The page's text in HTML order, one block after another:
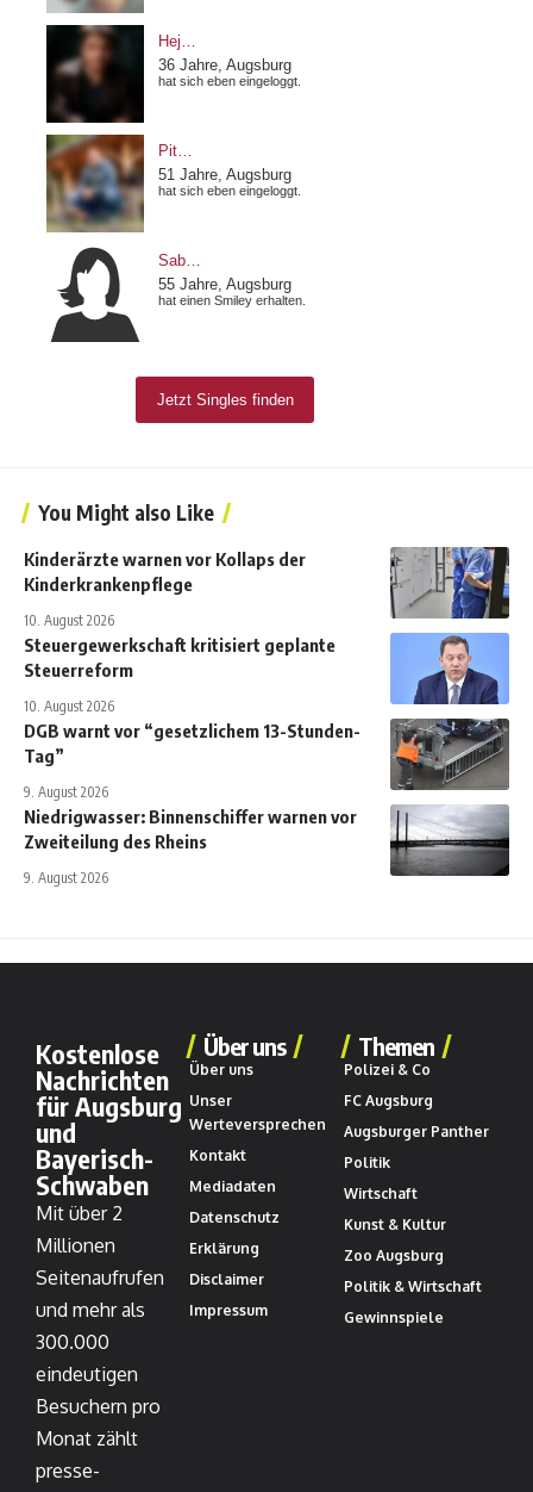
You Might also Like
Kinderärzte warnen vor Kollaps der
Kinderkrankenpflege
10. August 2026
Steuergewerkschaft kritisiert geplante
Steuerreform
10. August 2026
DGB warnt vor “gesetzlichem 13-Stunden-
Tag”
9. August 2026
Niedrigwasser: Binnenschiffer warnen vor
Zweiteilung des Rheins
9. August 2026
Kostenlose
Nachrichten
für Augsburg
und
Bayerisch-
Schwaben
Mit über 2
Millionen
Seitenaufrufen
und mehr als
300.000
eindeutigen
Besuchern pro
Monat zählt
presse-
Über uns
Über uns
Unser
Werteversprechen
Kontakt
Mediadaten
Datenschutz
Erklärung
Disclaimer
Impressum
Themen
Polizei & Co
FC Augsburg
Augsburger Panther
Politik
Wirtschaft
Kunst & Kultur
Zoo Augsburg
Politik & Wirtschaft
Gewinnspiele